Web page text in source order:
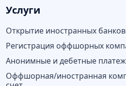
Услуги
Открытие иностранных
Регистрация оффшорных
Анонимные и дебетные
Оффшорная/иностранная